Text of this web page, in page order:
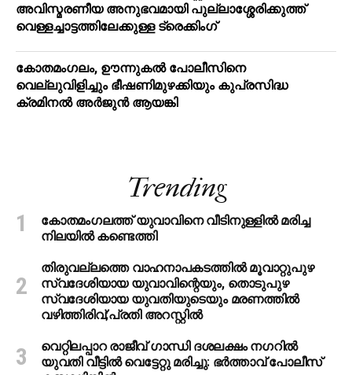
അവിസ്മരണീയ അനുഭവമായി പുല്ലാശ്ശേരിക്കുത്ത്
വെള്ളച്ചാട്ടത്തിലേക്കുള്ള ട്രെക്കിംഗ്
കോതമംഗലം, ഊന്നുകൽ പോലീസിനെ
വെല്ലുവിളിച്ചും ഭീഷണിമുഴക്കിയും കുപ്രസിദ്ധ
ക്രമിനല്‍ അര്‍ജുന്‍ ആയങ്കി
Trending
കോതമംഗലത്ത് യുവാവിനെ വീടിനുള്ളിൽ മരിച്ച
നിലയിൽ കണ്ടെത്തി
തിരുവല്ലത്തെ വാഹനാപകടത്തില്‍ മൂവാറ്റുപുഴ
സ്വദേശിയായ യുവാവിന്റെയും, തൊടുപുഴ
സ്വദേശിയായ യുവതിയുടെയും മരണത്തില്‍
വഴിത്തിരിവ്;പ്രതി അറസ്റ്റില്‍
വെറ്റിലപ്പാറ രാജീവ് ഗാന്ധി ദശലക്ഷം നഗറിൽ
യുവതി വീട്ടിൽ വെട്ടേറ്റു മരിച്ചു: ഭർത്താവ് പോലീസ്